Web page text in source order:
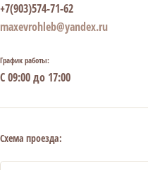
+7(903)574-71-62
maxevrohleb@yandex.ru
График работы:
С 09:00 до 17:00
Схема проезда: